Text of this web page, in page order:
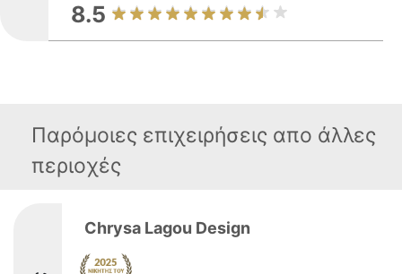
8.5
Παρόμοιες επιχειρήσεις απο άλλες
περιοχές
Chrysa Lagou Design